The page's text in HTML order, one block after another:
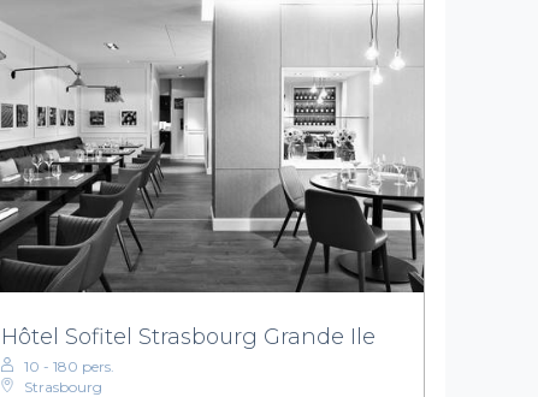
Hôtel Sofitel Strasbourg Grande Ile
10 - 180 pers.
Strasbourg